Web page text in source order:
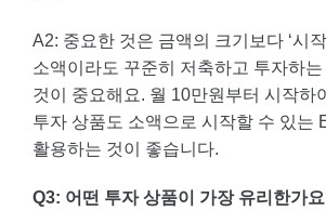
A2: 중요한 것은 금액의 크기보다 ‘시
소액이라도 꾸준히 저축하고 투자하
것이 중요해요. 월 10만원부터 시작하
투자 상품도 소액으로 시작할 수 있는
활용하는 것이 좋습니다.
Q3: 어떤 투자 상품이 가장 유리한가